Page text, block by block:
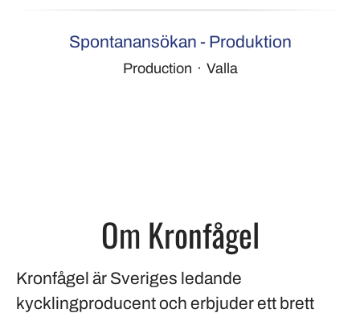
Spontanansökan - Produktion
Production · Valla
Om Kronfågel
Kronfågel är Sveriges ledande
kycklingproducent och erbjuder ett brett